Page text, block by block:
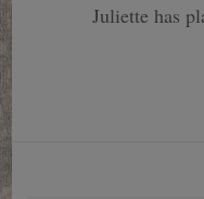
Juliette has